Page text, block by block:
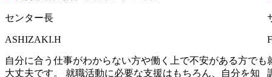
センター長
ASHIZAKI.H
自分に合う仕事がわからない方や働く上で不安がある方でも
大丈夫です。 就職活動に必要な支援はもちろん、自分を知